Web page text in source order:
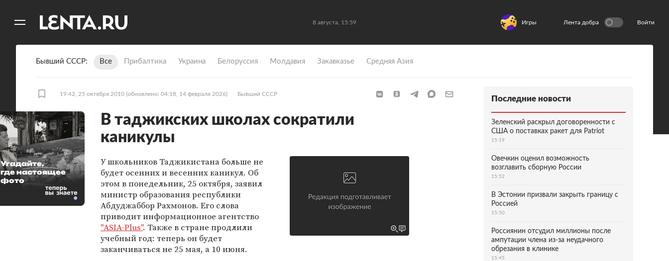
8 августа, 15:59 Игры Лента добра Войти
Бывший СССР Все Прибалтика Украина Белоруссия Молдавия Закавказье Средняя Азия
19:42, 25 октября 2010 (обновлено: 04:18, 14 февраля 2026) Бывший СССР
В таджикских школах сократили
каникулы
У школьников Таджикистана больше не
будет осенних и весенних каникул. Об
этом в понедельник, 25 октября, заявил
министр образования республики
Абдуджаббор Рахмонов. Его слова
приводит информационное агентство
"ASIA-Plus". Также в стране продлили
учебный год: теперь он будет
заканчиваться не 25 мая, а 10 июня.
Угадайте,
где настоящее
фото
Последние новости
Зеленский раскрыл договоренности с
США о поставках ракет для Patriot
15:19
Овечкин оценил возможность
возглавить сборную России
15:52
В Эстонии призвали закрыть границу с
Россией
15:50
Россиянин отсудил миллионы после
ампутации члена из-за неудачного
обрезания в клинике
15:45